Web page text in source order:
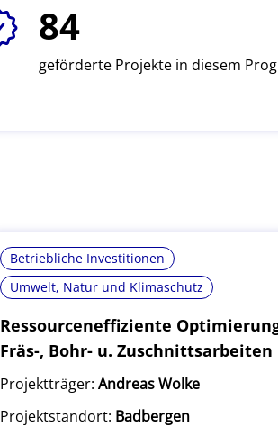
84
geförderte Projekte in diesem
Betriebliche Investitionen
Umwelt, Natur und Klimaschutz
Ressourceneffiziente
Fräs-, Bohr- u. Zuschnittsarbeiten
Projektträger: Andreas Wolke
Projektstandort: Badbergen